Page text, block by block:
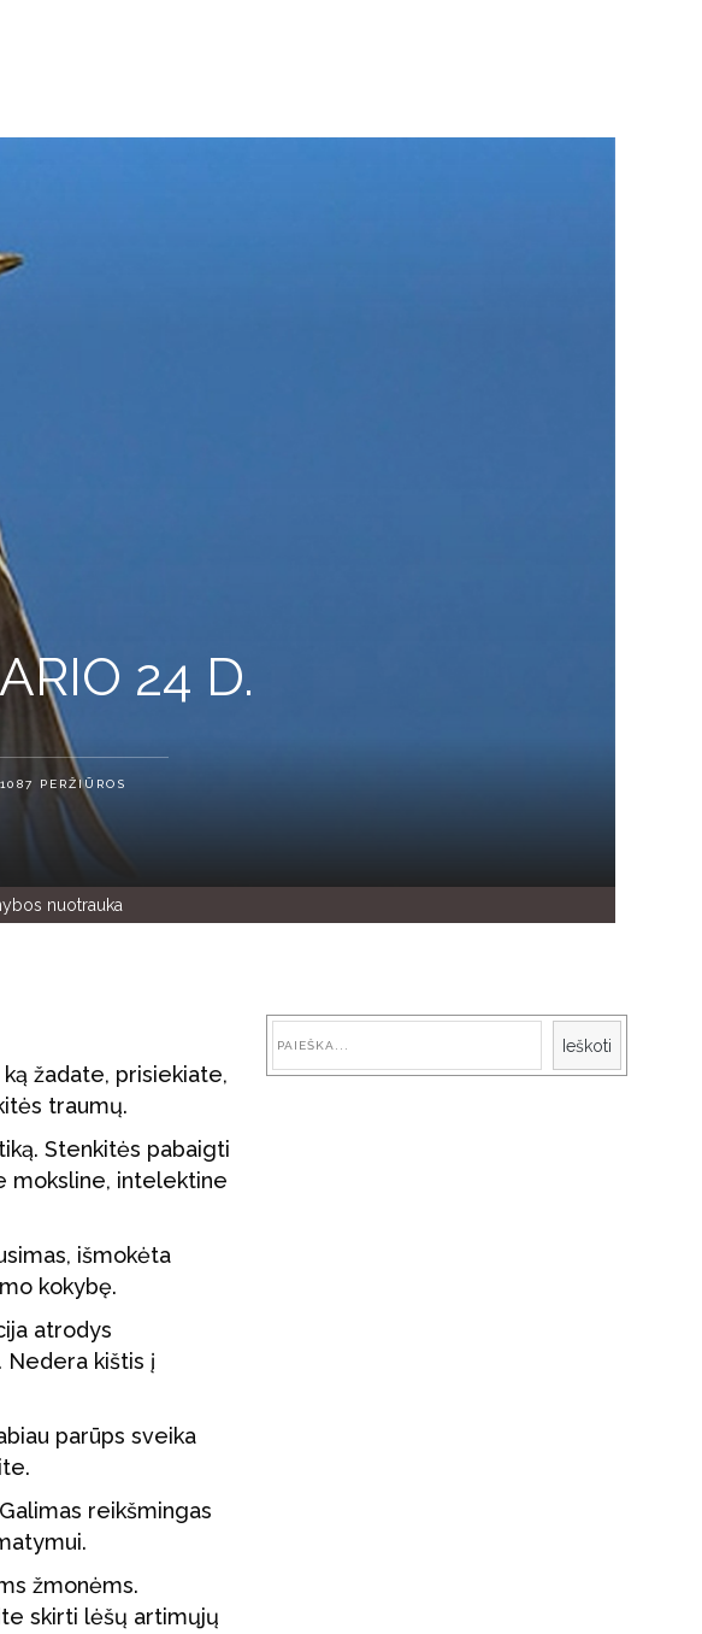
24 D.
1087 PERŽIŪROS
nuotrauka
žadate, prisiekiate,
traumų.
Stenkitės pabaigti
moksline, intelektine
išmokėta
kokybę.
atrodys
Nedera kištis į
parūps sveika
reikšmingas
žmonėms.
skirti lėšų artimųjų
Ieškoti